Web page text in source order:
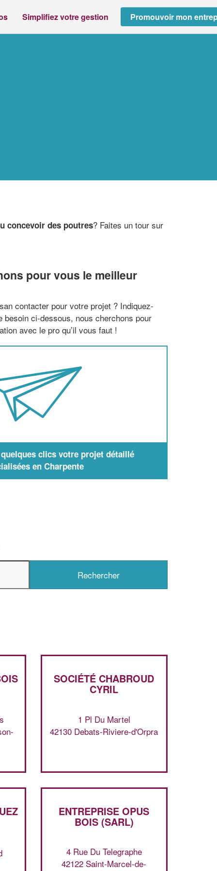
Simplifiez votre gestion Promouvoir mon
concevoir des poutres? Faites un tour sur
pour vous le meilleur
contacter pour votre projet ? Indiquez-
besoin ci-dessous, nous cherchons pour
avec le pro qu’il vous faut !
clics votre projet détaillé
en Charpente
SOCIÉTÉ CHABROUD
CYRIL
1 Pl Du Martel
42130 Debats-Riviere-d'Orpra
ENTREPRISE OPUS
BOIS (SARL)
4 Rue Du Telegraphe
42122 Saint-Marcel-de-
✕
professionnel ?
vosmargestout en gagnant de
nouveaux clients!